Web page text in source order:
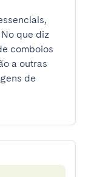
que diz
comboios
a outras
de